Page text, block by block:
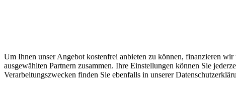
Um Ihnen unser Angebot kostenfrei anbieten zu können, finanzieren
ausgewählten Partnern zusammen. Ihre Einstellungen können Sie
Verarbeitungszwecken finden Sie ebenfalls in unserer